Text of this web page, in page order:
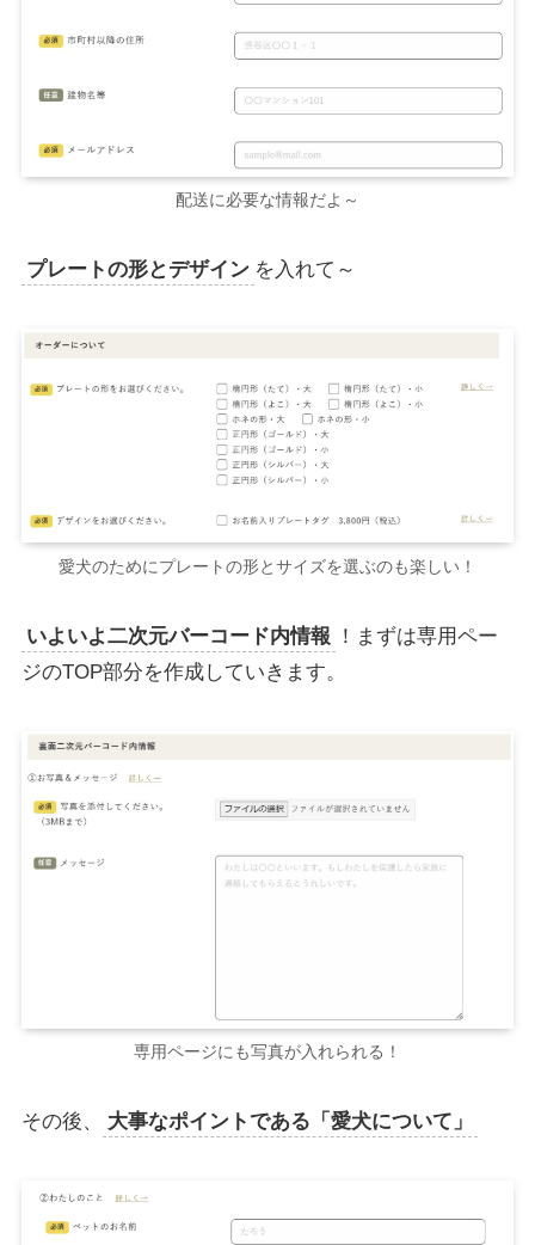
配送に必要な情報だよ～
プレートの形とデザイン を入れて～
愛犬のためにプレートの形とサイズを選ぶのも楽しい！
いよいよ二次元バーコード内情報
！まずは専用ペー
ジのTOP部分を作成していきます。
専用ページにも写真が入れられる！
その後、 大事なポイントである「愛犬について」